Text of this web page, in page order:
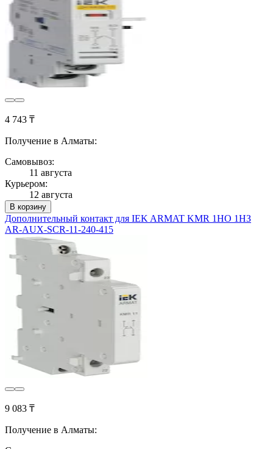
4 743 ₸
Получение в Алматы:
Самовывоз:
11 августа
Курьером:
12 августа
В корзину
Дополнительный контакт для IEK ARMAT KMR 1НО 1НЗ
AR-AUX-SCR-11-240-415
9 083 ₸
Получение в Алматы: